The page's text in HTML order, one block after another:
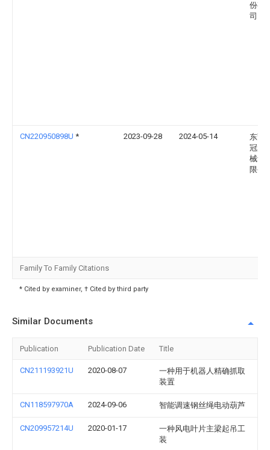
份有
司
CN220950898U * 2023-09-28 2024-05-14
东莞
冠起
械设
限公
Family To Family Citations
* Cited by examiner, † Cited by third party
Similar Documents
Publication Publication Date Title
CN211193921U 2020-08-07
一种用于机器人精确抓取
装置
CN118597970A 2024-09-06 智能调速钢丝绳电动葫芦
CN209957214U 2020-01-17
一种风电叶片主梁起吊工
装